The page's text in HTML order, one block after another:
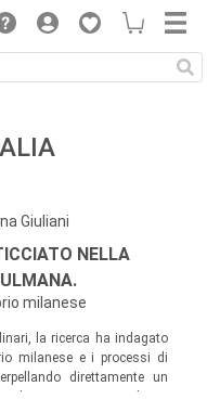
Giuliani
NELLA
milanese
la ricerca ha indagato
milanese e i processi di
direttamente un